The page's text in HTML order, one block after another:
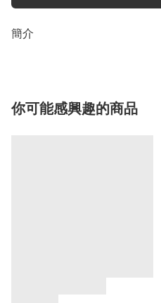
簡介
你可能感興趣的商品